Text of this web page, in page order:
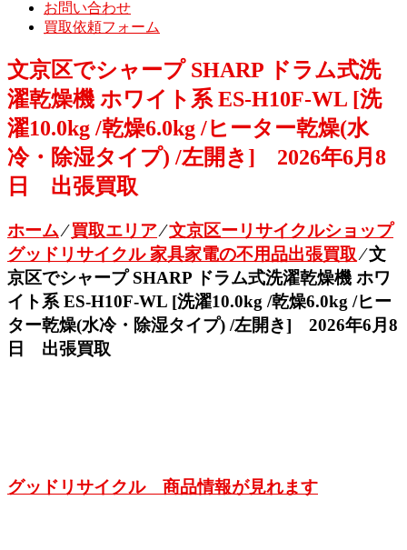
お問い合わせ
買取依頼フォーム
文京区でシャープ SHARP ドラム式洗
濯乾燥機 ホワイト系 ES-H10F-WL [洗
濯10.0kg /乾燥6.0kg /ヒーター乾燥(水
冷・除湿タイプ) /左開き] 2026年6月8
日 出張買取
ホーム⁄買取エリア⁄文京区ーリサイクルショップ
グッドリサイクル 家具家電の不用品出張買取⁄文
京区でシャープ SHARP ドラム式洗濯乾燥機 ホワ
イト系 ES-H10F-WL [洗濯10.0kg /乾燥6.0kg /ヒー
ター乾燥(水冷・除湿タイプ) /左開き] 2026年6月8
日 出張買取
グッドリサイクル 商品情報が見れます